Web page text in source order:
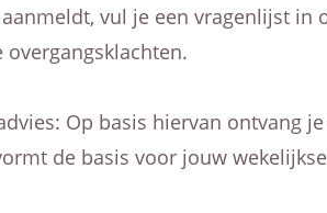
vul je een vragenlijst
Op basis hiervan ontvang
de basis voor jouw wekelijkse